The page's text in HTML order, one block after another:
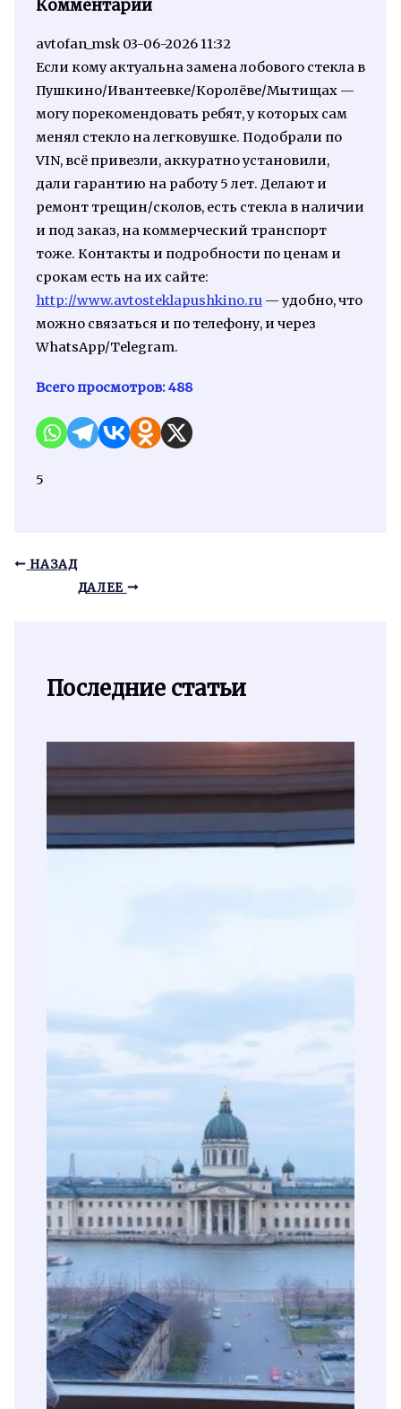
Комментарии
avtofan_msk 03-06-2026 11:32
Если кому актуальна замена лобового стекла в
Пушкино/Ивантеевке/Королёве/Мытищах —
могу порекомендовать ребят, у которых сам
менял стекло на легковушке. Подобрали по
VIN, всё привезли, аккуратно установили,
дали гарантию на работу 5 лет. Делают и
ремонт трещин/сколов, есть стекла в наличии
и под заказ, на коммерческий транспорт
тоже. Контакты и подробности по ценам и
срокам есть на их сайте:
http://www.avtosteklapushkino.ru— удобно, что
можно связаться и по телефону, и через
WhatsApp/Telegram.
Всего просмотров:488
5
НАЗАД
ДАЛЕЕ
Последние статьи